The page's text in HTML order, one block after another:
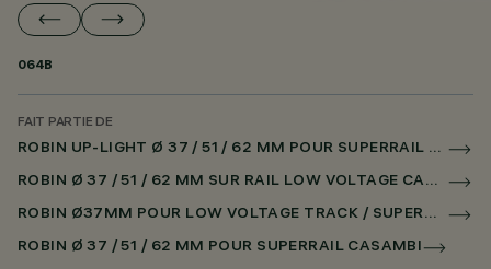
064B
FAIT PARTIE DE
ROBIN UP-LIGHT Ø 37 / 51 / 62 MM POUR SUPERRAIL CASAMBI
ROBIN Ø 37 / 51 / 62 MM SUR RAIL LOW VOLTAGE CASAMBI
ROBIN Ø37MM POUR LOW VOLTAGE TRACK / SUPERRAIL
ROBIN Ø 37 / 51 / 62 MM POUR SUPERRAIL CASAMBI